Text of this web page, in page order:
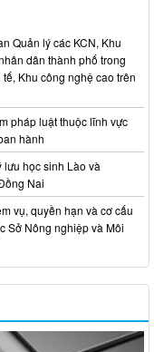
Quản lý các KCN, Khu
dân thành phố trong
Khu công nghệ cao trên
pháp luật thuộc lĩnh vực
hành
học sinh Lào và
Nai
vụ, quyền hạn và cơ cấu
Sở Nông nghiệp và Môi